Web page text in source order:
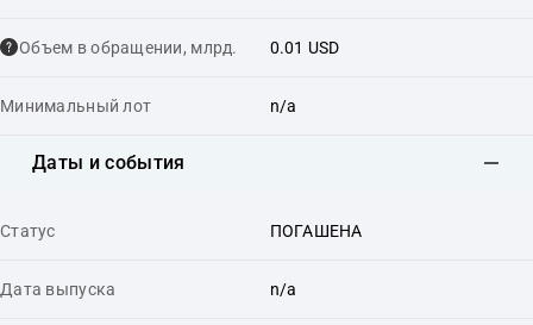
Объем в обращении, млрд. 0.01 USD
Минимальный лот n/a
Даты и события
Статус ПОГАШЕНА
Дата выпуска n/a